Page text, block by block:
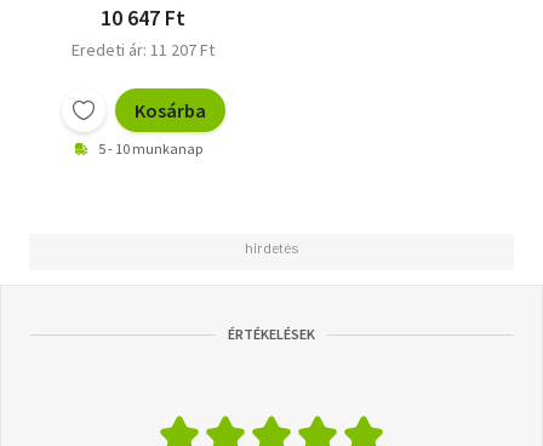
10 647 Ft
Eredeti ár: 11 207 Ft
Kosárba
5 - 10 munkanap
ÉRTÉKELÉSEK